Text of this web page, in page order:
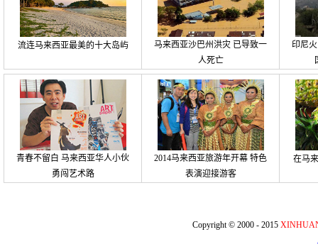
流连马来西亚最美的十大岛屿
马来西亚沙巴州洪灾 已导致一
人死亡
印尼
青春不留白 马来西亚华人小伙
勇闯艺术路
2014马来西亚旅游年开幕 特色
表演迎接游客
在马
Copyright © 2000 - 2015